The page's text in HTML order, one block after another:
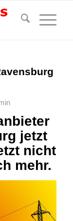
jetzt
nicht
mehr.